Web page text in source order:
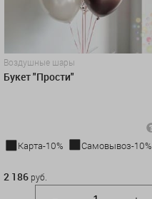
Воздушные шары
Букет "Прости"
Карта-10%
Самовывоз-10%
2 186 руб.